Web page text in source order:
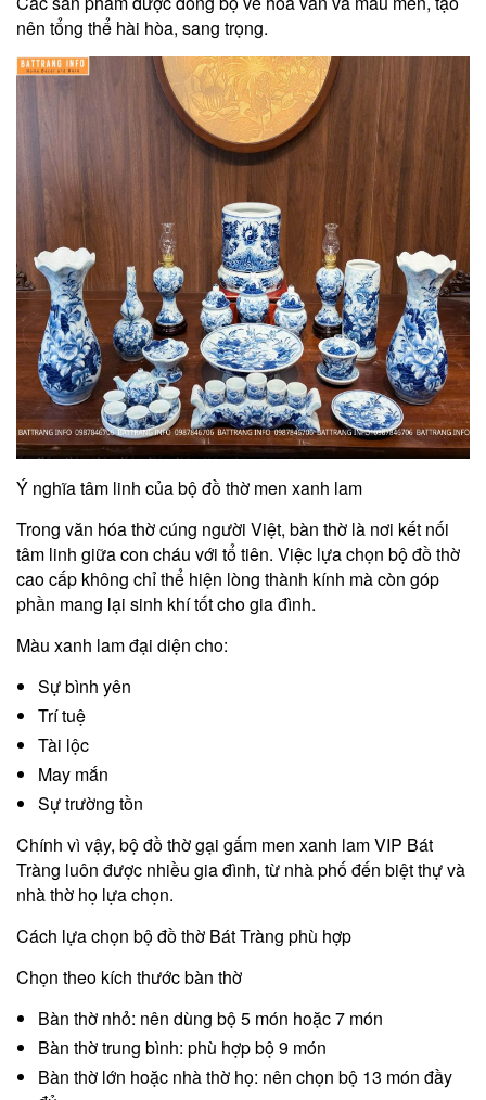
nên tổng thể hài hòa, sang trọng.
Ý nghĩa tâm linh của bộ đồ thờ men xanh lam
Trong văn hóa thờ cúng người Việt, bàn thờ là nơi kết nối
tâm linh giữa con cháu với tổ tiên. Việc lựa chọn bộ đồ thờ
cao cấp không chỉ thể hiện lòng thành kính mà còn góp
phần mang lại sinh khí tốt cho gia đình.
Màu xanh lam đại diện cho:
Sự bình yên
Trí tuệ
Tài lộc
May mắn
Sự trường tồn
Chính vì vậy, bộ đồ thờ gại gấm men xanh lam VIP Bát
Tràng luôn được nhiều gia đình, từ nhà phố đến biệt thự và
nhà thờ họ lựa chọn.
Cách lựa chọn bộ đồ thờ Bát Tràng phù hợp
Chọn theo kích thước bàn thờ
Bàn thờ nhỏ: nên dùng bộ 5 món hoặc 7 món
Bàn thờ trung bình: phù hợp bộ 9 món
Bàn thờ lớn hoặc nhà thờ họ: nên chọn bộ 13 món đầy